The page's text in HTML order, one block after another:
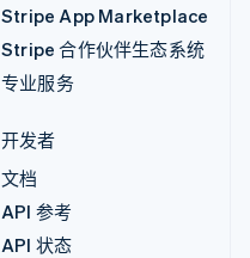
Stripe App Marketplace
Stripe 合作伙伴生态系统
专业服务
开发者
文档
API 参考
API 状态